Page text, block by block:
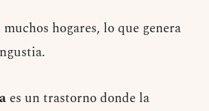
muchos hogares, lo que genera
es un trastorno donde la